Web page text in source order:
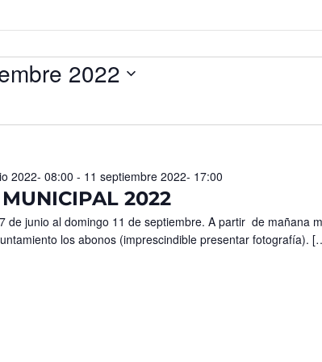
2022
2022
2022- 08:00 - 11 septiembre 2022- 17:00
de junio al domingo 11 de septiembre. A partir de mañana
los abonos (imprescindible presentar fotografía).